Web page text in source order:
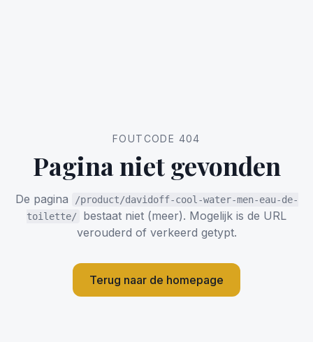
FOUTCODE 404
Pagina niet gevonden
De pagina
/product/davidoff-cool-water-men-eau-de-
toilette/
bestaat niet (meer). Mogelijk is de URL
verouderd of verkeerd getypt.
Terug naar de homepage